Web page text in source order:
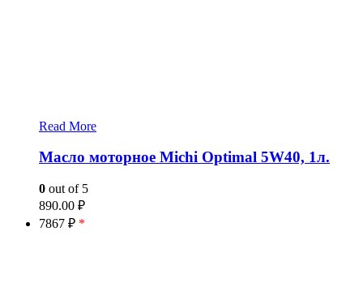
Read More
Масло моторное Michi Optimal 5W40, 1л.
0 out of 5
890.00 ₽
7867 ₽ *